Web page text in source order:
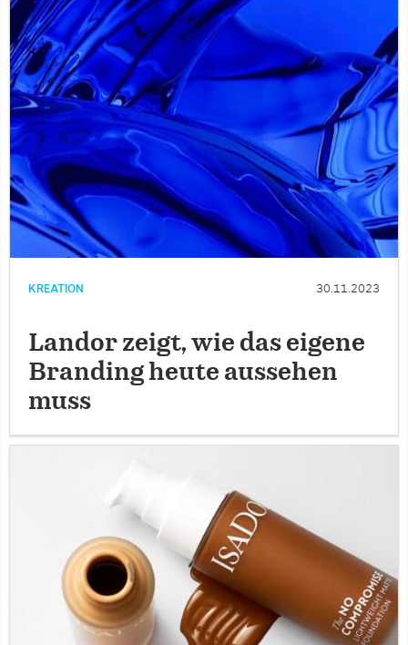
KREATION 30.11.2023
Landor zeigt, wie das eigene
Branding heute aussehen
muss